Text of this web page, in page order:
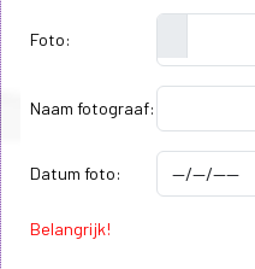
Foto:
Naam fotograaf:
Datum foto:
Belangrijk!